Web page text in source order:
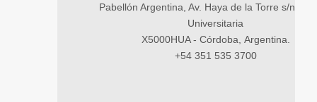
Pabellón Argentina, Av. Haya de la Torre s/n,
Universitaria
X5000HUA - Córdoba, Argentina.
+54 351 535 3700